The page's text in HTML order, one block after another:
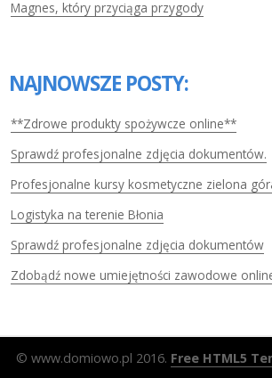
Magnes, który przyciąga przygody
NAJNOWSZE POSTY:
**Zdrowe produkty spożywcze online**
Sprawdź profesjonalne zdjęcia dokumentów.
Profesjonalne kursy kosmetyczne zielona
Logistyka na terenie Błonia
Sprawdź profesjonalne zdjęcia dokumentów
Zdobądź nowe umiejętności zawodowe
© www.domiowo.pl 2016. Free HTML5